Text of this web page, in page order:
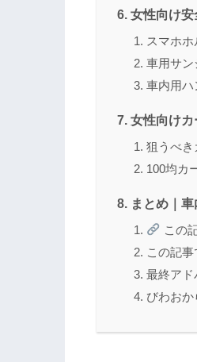
女性向け
スマホ
車用サン
車内用ハ
女性向け
狙うべき
100均カ
まとめ｜
この
この記
最終アド
びわおか